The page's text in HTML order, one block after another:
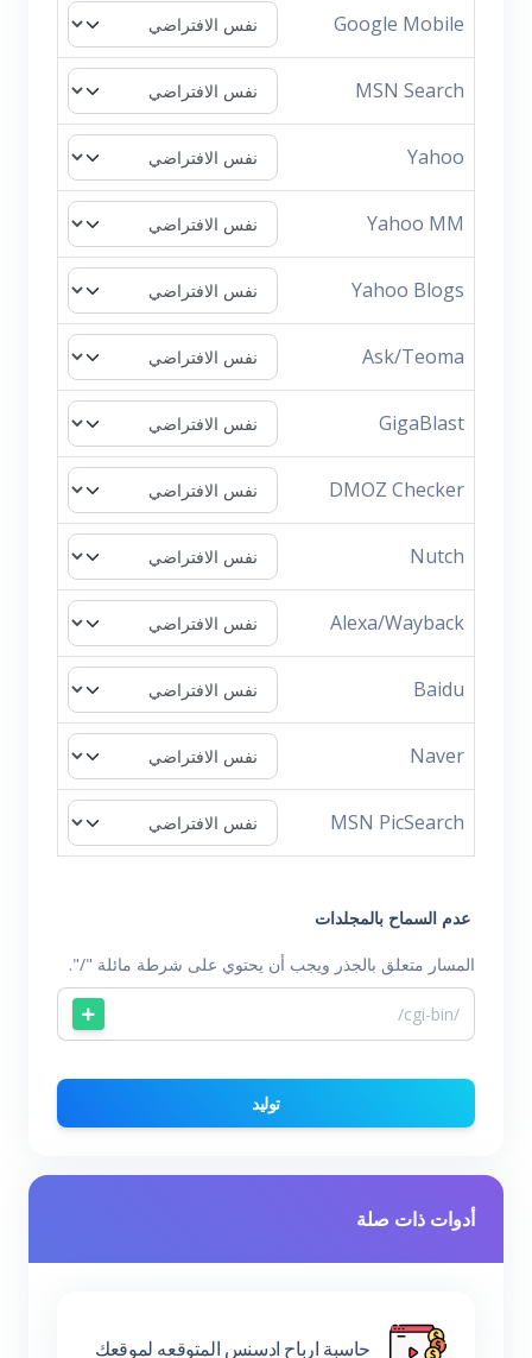
Google Mobile
MSN Search
Yahoo
Yahoo MM
Yahoo Blogs
Ask/Teoma
GigaBlast
DMOZ Checker
Nutch
Alexa/Wayback
Baidu
Naver
MSN PicSearch
عدم السماح بالمجلدات
المسار متعلق بالجذر ويجب أن يحتوي على شرطة مائلة "/".
توليد
أدوات ذات صلة
حاسبة ارباح ادسنس المتوقعه لموقعك